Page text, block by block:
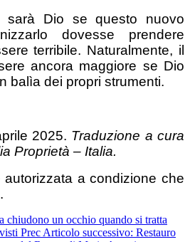
sarà Dio se questo nuovo
dovesse prendere
terribile. Naturalmente, il
ancora maggiore se Dio
balìa dei propri strumenti.
2025. Traduzione a cura
Proprietà – Italia.
a condizione che
chiudono un occhio quando si tratta
Prec Articolo successivo: Restauro